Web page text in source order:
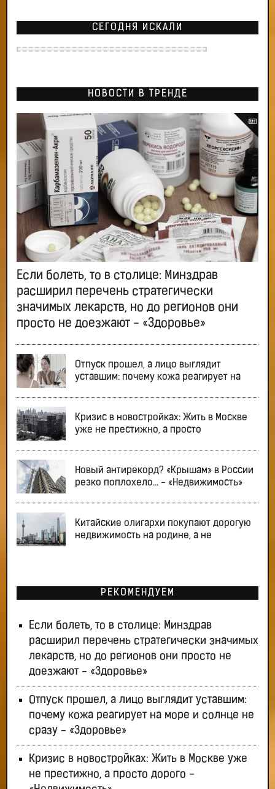
СЕГОДНЯ ИСКАЛИ
НОВОСТИ В ТРЕНДЕ
Если болеть, то в столице: Минздрав
расширил перечень стратегически
значимых лекарств, но до регионов они
просто не доезжают - «Здоровье»
Отпуск прошел, а лицо выглядит
уставшим: почему кожа реагирует на
Кризис в новостройках: Жить в Москве
уже не престижно, а просто
Новый антирекорд? «Крышам» в России
резко поплохело… - «Недвижимость»
Китайские олигархи покупают дорогую
недвижимость на родине, а не
РЕКОМЕНДУЕМ
Если болеть, то в столице: Минздрав
расширил перечень стратегически значимых
лекарств, но до регионов они просто не
доезжают - «Здоровье»
Отпуск прошел, а лицо выглядит уставшим:
почему кожа реагирует на море и солнце не
сразу - «Здоровье»
Кризис в новостройках: Жить в Москве уже
не престижно, а просто дорого -